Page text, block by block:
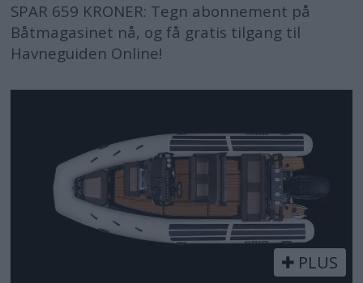
SPAR 659 KRONER: Tegn abonnement på
Båtmagasinet nå, og få gratis tilgang til
Havneguiden Online!
PLUS